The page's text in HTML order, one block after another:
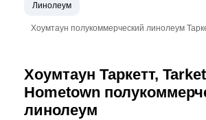
Линолеум
Хоумтаун полукоммерческий линолеум
Хоумтаун Таркетт,
Hometown
линолеум